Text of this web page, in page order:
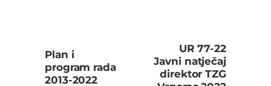
Plan i
program rada
2013-2022
UR 77-22
Javni natječaj
direktor TZG